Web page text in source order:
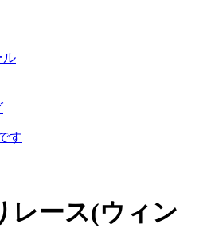
ル
す
レース(ウィン